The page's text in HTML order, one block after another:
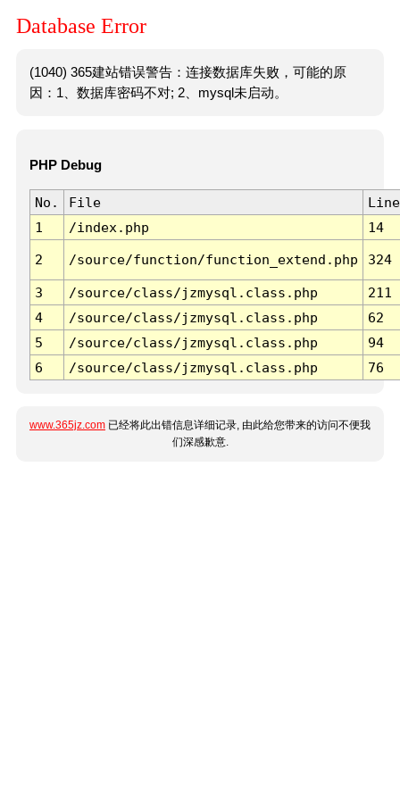
Database Error
(1040) 365建站错误警告：连接数据库失败，可能的原
因：1、数据库密码不对; 2、mysql未启动。
PHP Debug
No. File
Line
1
/index.php 14
2 /source/function/function_extend.php 324
3 /source/class/jzmysql.class.php
211
4
/source/class/jzmysql.class.php
62
5
/source/class/jzmysql.class.php
94
6
/source/class/jzmysql.class.php 76
www.365jz.com 已经将此出错信息详细记录, 由此给您带来的访问不便我
们深感歉意.